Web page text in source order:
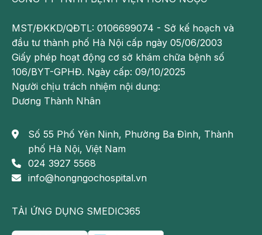
MST/ĐKKD/QĐTL: 0106699074 - Sở kế hoạch và
đầu tư thành phố Hà Nội cấp ngày 05/06/2003
Giấy phép hoạt động cơ sở khám chữa bệnh số
106/BYT-GPHĐ. Ngày cấp: 09/10/2025
Người chịu trách nhiệm nội dung:
Dương Thành Nhân
Số 55 Phố Yên Ninh, Phường Ba Đình, Thành
phố Hà Nội, Việt Nam
024 3927 5568
info@hongngochospital.vn
TẢI ỨNG DỤNG SMEDIC365